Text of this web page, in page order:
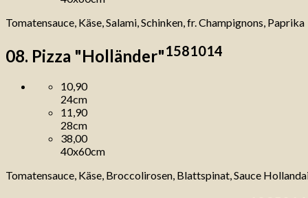
Tomatensauce, Käse, Salami, Schinken, fr. Champignons, Paprika
08. Pizza "Holländer"1581014
10,90
24cm
11,90
28cm
38,00
40x60cm
Tomatensauce, Käse, Broccolirosen, Blattspinat, Sauce